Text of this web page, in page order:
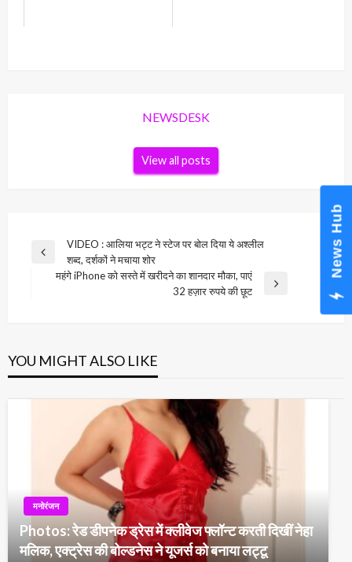
NEWSDESK
View all posts
Post
navigation
Previous
VIDEO : आलिया भट्ट ने स्‍टेज पर बोल दिया ये अश्‍लील
शब्‍द, दर्शकों ने मचाया शोर
महंगे iPhone को सस्ते में खरीदने का शानदार मौका, पाएं
32 हज़ार रुपये की छूट
YOU MIGHT ALSO LIKE
मनोरंजन
Photos: रेड डीपनेक ड्रेस में क्लीवेज फ्लॉन्ट करती दिखीं नेहा
मलिक, एक्ट्रेस की बोल्डनेस ने यूजर्स को बनाया लट्टू
News Hub